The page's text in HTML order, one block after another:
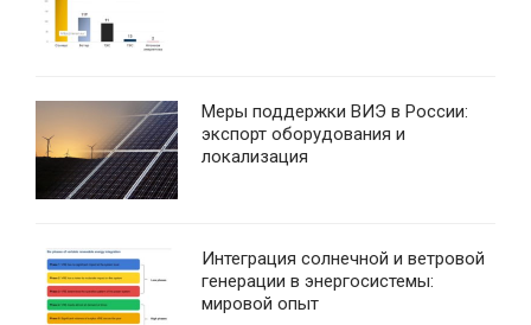
Меры поддержки ВИЭ в России:
экспорт оборудования и
локализация
Интеграция солнечной и ветровой
генерации в энергосистемы:
мировой опыт